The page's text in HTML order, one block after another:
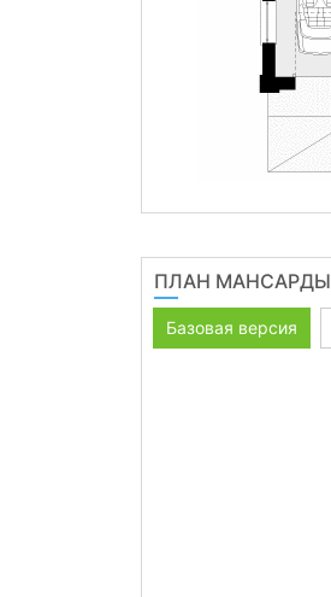
ПЛАН МАНСАРДЫ
Базовая версия